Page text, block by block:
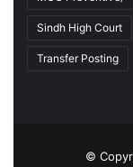
Sindh High Court
Transfer Posting
©